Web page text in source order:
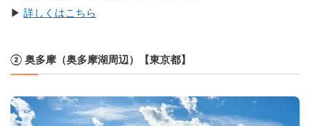
▶︎ 詳しくはこちら
② 奥多摩（奥多摩湖周辺）【東京都】